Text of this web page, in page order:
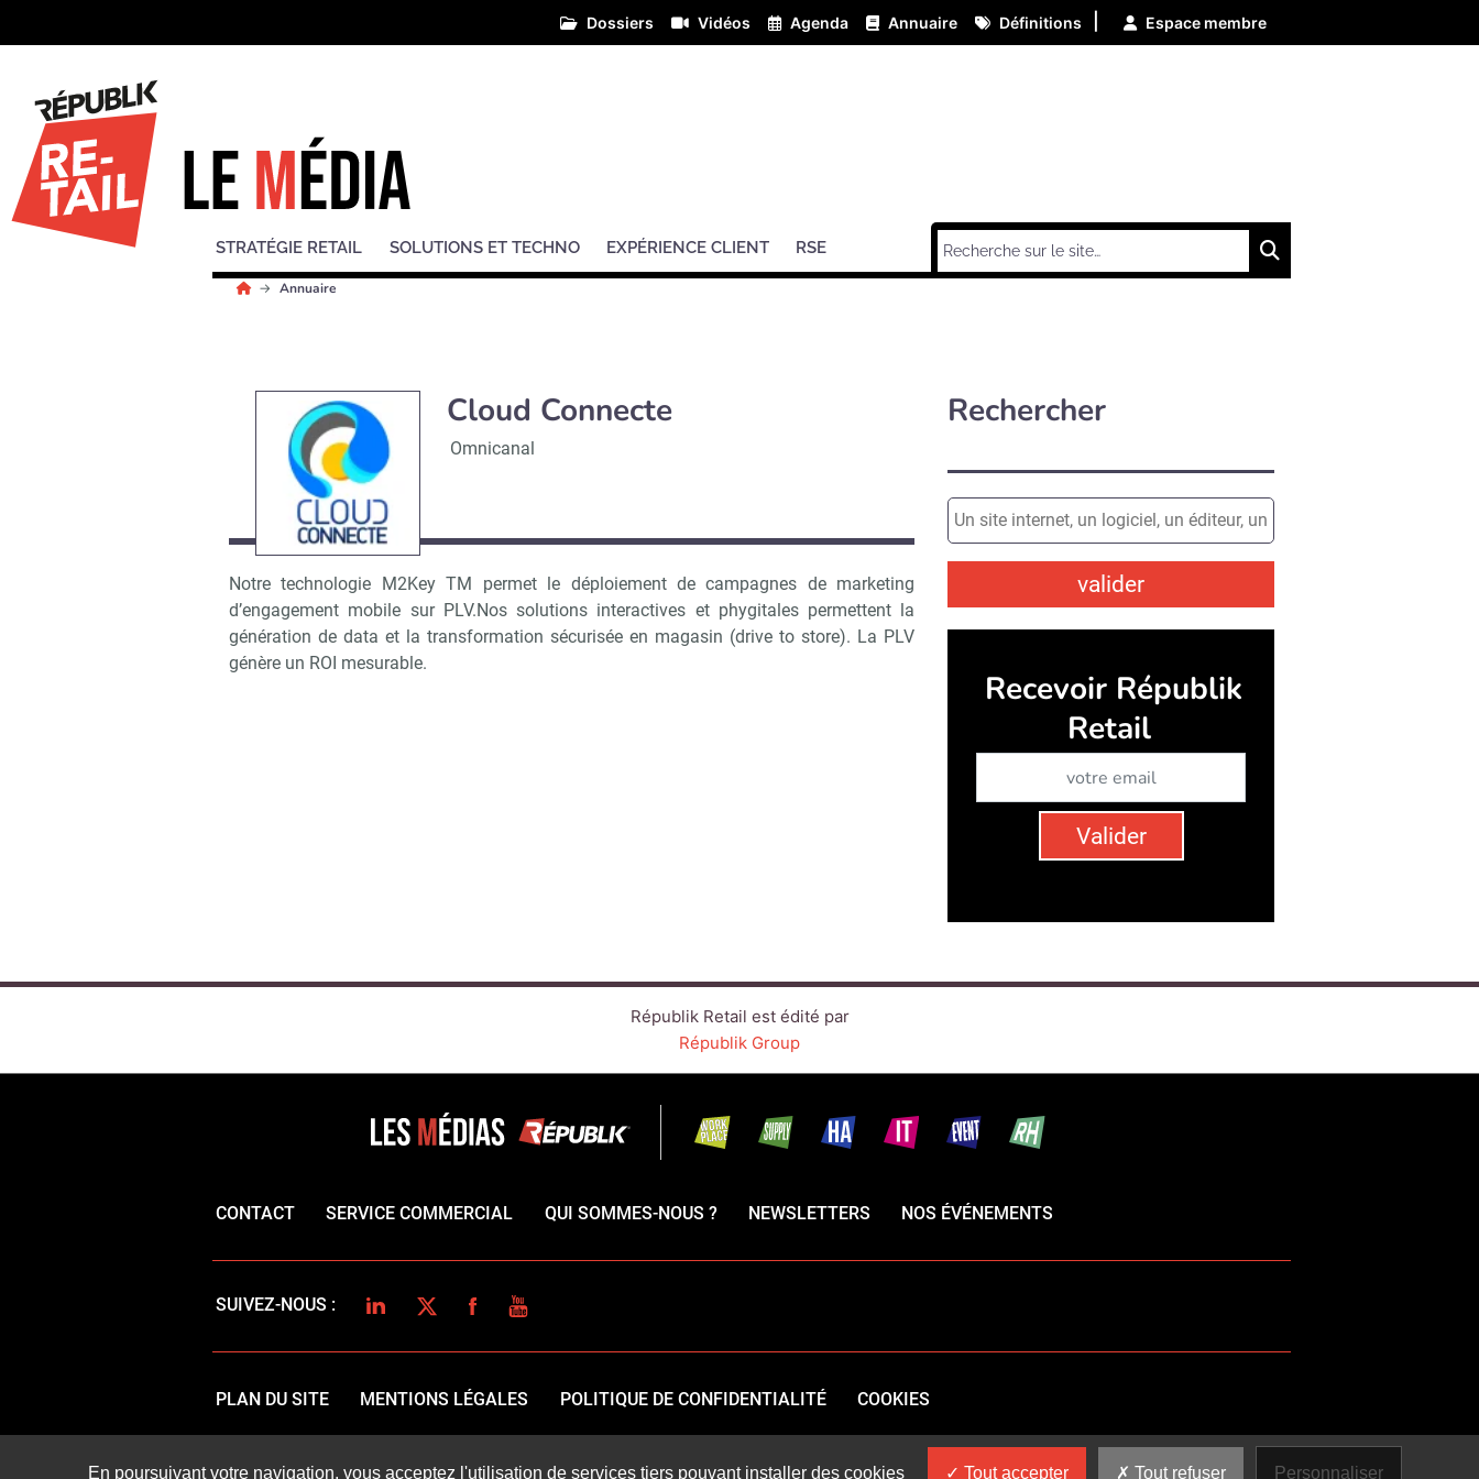
Dossiers Vidéos Agenda Annuaire Définitions Espace membre
STRATÉGIE RETAIL SOLUTIONS ET TECHNO EXPÉRIENCE CLIENT RSE
Annuaire
Cloud Connecte
Omnicanal
Notre technologie M2Key TM permet le déploiement de campagnes de marketing
d’engagement mobile sur PLV.Nos solutions interactives et phygitales permettent la
génération de data et la transformation sécurisée en magasin (drive to store). La PLV
génère un ROI mesurable.
Rechercher
valider
Recevoir Républik
Retail
Valider
Républik Retail est édité par
Républik Group
CONTACT SERVICE COMMERCIAL QUI SOMMES-NOUS ? NEWSLETTERS NOS ÉVÉNEMENTS
SUIVEZ-NOUS : LINKEDINTWITTERFACEBOOK
YOUTUBE
PLAN DU SITE MENTIONS LÉGALES POLITIQUE DE CONFIDENTIALITÉ COOKIES
En poursuivant votre navigation, vous acceptez l'utilisation de services tiers pouvant installer des cookies Tout accepter Tout refuser Personnaliser